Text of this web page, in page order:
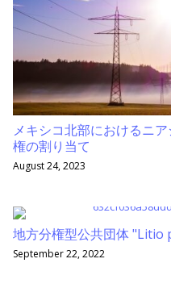
メキシコ北部におけるニ
権の割り当て
August 24, 2023
地方分権型公共団体 "Litio
September 22, 2022